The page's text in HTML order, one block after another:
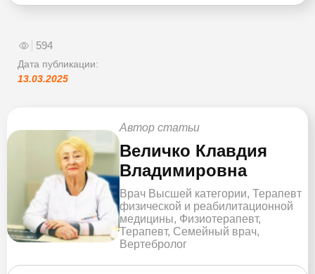
594
Дата публикации:
13.03.2025
Автор статьи
Величко Клавдия
Владимировна
Врач Высшей категории, Терапевт
физической и реабилитационной
медицины, Физиотерапевт,
Терапевт, Семейный врач,
Вертебролог